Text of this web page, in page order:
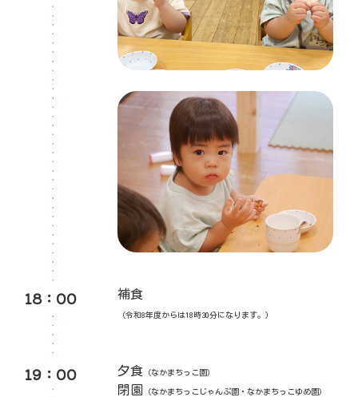
18：00 補食
（令和8年度からは18時30分になります。）
19：00 夕食 （なかまちっこ園）
閉園 （なかまちっこじゃんぷ園・なかまちっこゆめ園）